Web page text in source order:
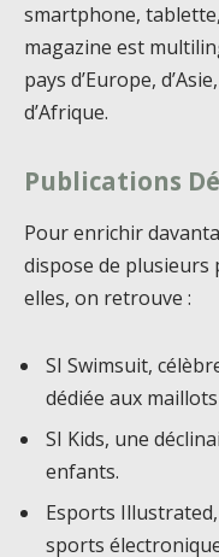
smartphone,
magazine est
pays d’Europe,
d’Afrique.
Publications
Pour enrichir
dispose de plusieurs
elles, on retrouve :
SI Swimsuit,
dédiée aux
SI Kids, une
enfants.
Esports Illustrated,
sports